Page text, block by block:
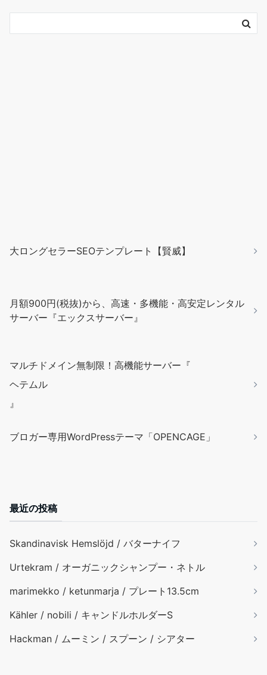
大ロングセラーSEOテンプレート【賢威】
月額900円(税抜)から、高速・多機能・高安定レンタル
サーバー『エックスサーバー』
マルチドメイン無制限！高機能サーバー『
ヘテムル
』
ブロガー専用WordPressテーマ「OPENCAGE」
最近の投稿
Skandinavisk Hemslöjd / バターナイフ
Urtekram / オーガニックシャンプー・ネトル
marimekko / ketunmarja / プレート13.5cm
Kähler / nobili / キャンドルホルダーS
Hackman / ムーミン / スプーン / シアター